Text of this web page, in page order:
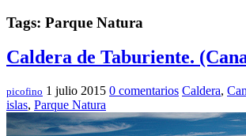
Tags: Parque Natura
Caldera de Taburiente.
picofino 1 julio 2015 0 comentarios Caldera,
islas, Parque Natura